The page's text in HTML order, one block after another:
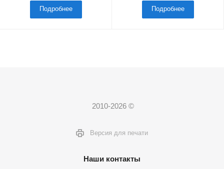
Подробнее Подробнее
2010-2026 ©
Версия для печати
Наши контакты